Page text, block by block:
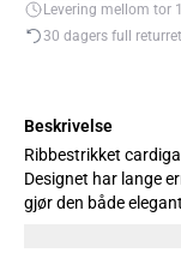
Levering mellom tor
30 dagers full returret
Beskrivelse
Ribbestrikket
Designet har lange
gjør den både